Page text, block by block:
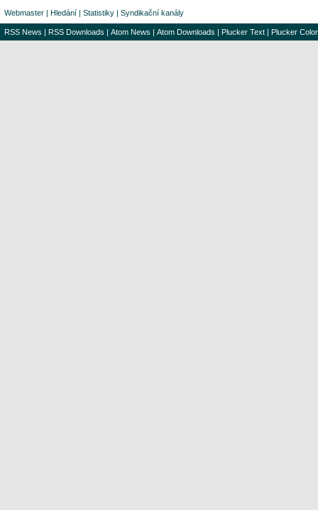
Webmaster | Hledání | Statistiky | Syndikační kanály
RSS News | RSS Downloads | Atom News | Atom Downloads | Plucker Text | Plucker Color